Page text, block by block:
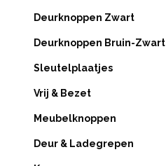
Deurknoppen Zwart
Deurknoppen Bruin-Zwart
Sleutelplaatjes
Vrij & Bezet
Meubelknoppen
Deur & Ladegrepen